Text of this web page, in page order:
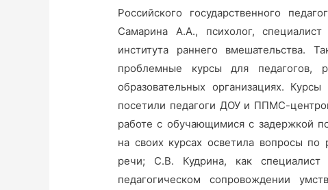
Российского государственного
Самарина А.А., психолог,
института раннего вмешательства.
проблемные курсы для педагогов,
образовательных организациях.
посетили педагоги ДОУ и ППМС-
работе с обучающимися с задержкой
на своих курсах осветила вопросы
речи; С.В. Кудрина, как
педагогическом сопровождении